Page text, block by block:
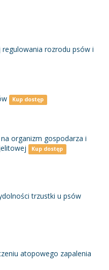
rozrodu psów i
Kup dostęp
organizm gospodarza i
Kup dostęp
trzustki u psów
atopowego zapalenia